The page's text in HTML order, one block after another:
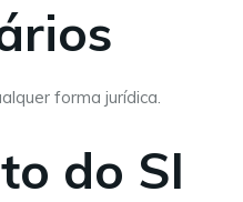
forma jurídica.
do SI